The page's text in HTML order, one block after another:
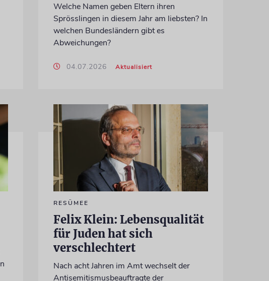
Welche Namen geben Eltern ihren
Sprösslingen in diesem Jahr am liebsten? In
welchen Bundesländern gibt es
Abweichungen?
04.07.2026 Aktualisiert
RESÜMEE
Felix Klein: Lebensqualität
für Juden hat sich
verschlechtert
Nach acht Jahren im Amt wechselt der
Antisemitismusbeauftragte der